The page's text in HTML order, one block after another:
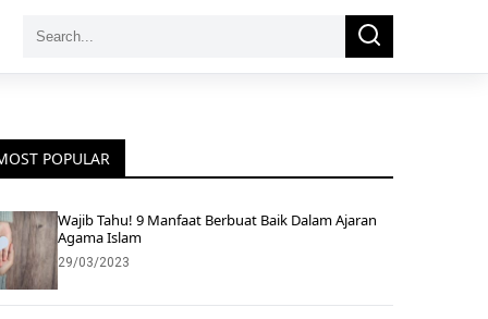
Search
Search
POPULAR
Wajib Tahu! 9 Manfaat Berbuat Baik Dalam Ajaran
Agama Islam
29/03/2023